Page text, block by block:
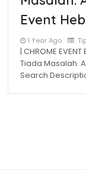
Event
1 Year Ago
| CHROME
Tiada Masalah.
Search